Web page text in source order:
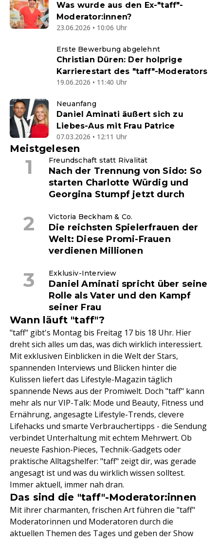
Was wurde aus den Ex-"taff"-
Moderator:innen?
23.06.2026 • 10:06 Uhr
Erste Bewerbung abgelehnt
Christian Düren: Der holprige
Karrierestart des "taff"-Moderators
19.06.2026 • 11:40 Uhr
Neuanfang
Daniel Aminati äußert sich zu
Liebes-Aus mit Frau Patrice
07.03.2026 • 12:11 Uhr
Meistgelesen
Freundschaft statt Rivalität
Nach der Trennung von Sido: So
starten Charlotte Würdig und
Georgina Stumpf jetzt durch
Victoria Beckham & Co.
Die reichsten Spielerfrauen der
Welt: Diese Promi-Frauen
verdienen Millionen
Exklusiv-Interview
Daniel Aminati spricht über seine
Rolle als Vater und den Kampf
seiner Frau
Wann läuft "taff"?
"taff" gibt's Montag bis Freitag 17 bis 18 Uhr. Hier
dreht sich alles um das, was dich wirklich interessiert.
Mit exklusiven Einblicken in die Welt der Stars,
spannenden Interviews und Blicken hinter die
Kulissen liefert das Lifestyle-Magazin täglich
spannende News aus der Promiwelt. Doch "taff" kann
mehr als nur VIP-Talk: Mode und Beauty, Fitness und
Ernährung, angesagte Lifestyle-Trends, clevere
Lifehacks und smarte Verbrauchertipps - die Sendung
verbindet Unterhaltung mit echtem Mehrwert. Ob
neueste Fashion-Pieces, Technik-Gadgets oder
praktische Alltagshelfer: "taff" zeigt dir, was gerade
angesagt ist und was du wirklich wissen solltest.
Immer aktuell, immer nah dran.
Das sind die "taff"-Moderator:innen
Mit ihrer charmanten, frischen Art führen die "taff"
Moderatorinnen und Moderatoren durch die
aktuellen Themen des Tages und geben der Show